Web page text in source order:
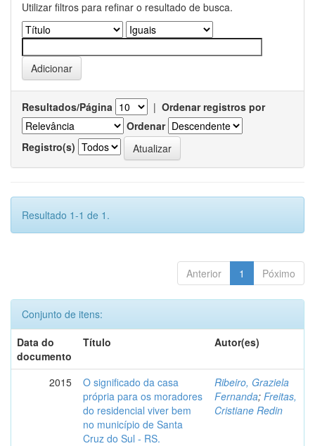
Utilizar filtros para refinar o resultado de busca.
Resultados/Página | Ordenar registros por
Ordenar
Registro(s)
Resultado 1-1 de 1.
Anterior 1 Póximo
Conjunto de itens:
Data do
documento
Título Autor(es)
2015
O significado da casa
própria para os moradores
do residencial viver bem
no município de Santa
Cruz do Sul - RS.
Ribeiro, Graziela
Fernanda; Freitas,
Cristiane Redin